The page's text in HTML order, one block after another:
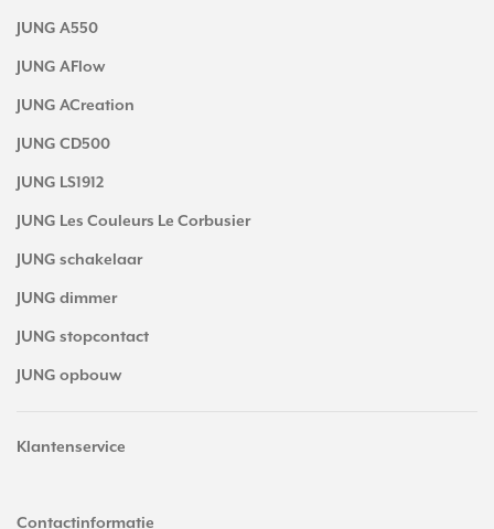
JUNG A550
JUNG AFlow
JUNG ACreation
JUNG CD500
JUNG LS1912
JUNG Les Couleurs Le Corbusier
JUNG schakelaar
JUNG dimmer
JUNG stopcontact
JUNG opbouw
Klantenservice
Contactinformatie